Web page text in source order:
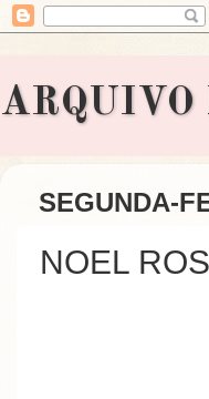
ARQUIVO
SEGUNDA-
NOEL